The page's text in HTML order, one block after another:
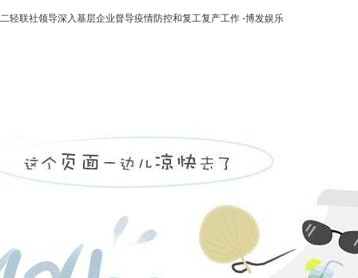
二轻联社领导深入基层企业督导疫情防控和复工复产工作 -博发娱乐